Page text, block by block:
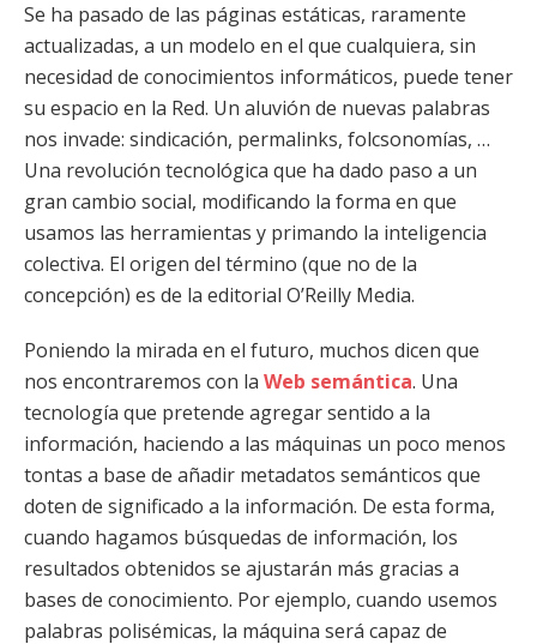
Se ha pasado de las páginas estáticas, raramente
actualizadas, a un modelo en el que cualquiera, sin
necesidad de conocimientos informáticos, puede tener
su espacio en la Red. Un aluvión de nuevas palabras
nos invade: sindicación, permalinks, folcsonomías, …
Una revolución tecnológica que ha dado paso a un
gran cambio social, modificando la forma en que
usamos las herramientas y primando la inteligencia
colectiva. El origen del término (que no de la
concepción) es de la editorial O’Reilly Media.
Poniendo la mirada en el futuro, muchos dicen que
nos encontraremos con la Web semántica. Una
tecnología que pretende agregar sentido a la
información, haciendo a las máquinas un poco menos
tontas a base de añadir metadatos semánticos que
doten de significado a la información. De esta forma,
cuando hagamos búsquedas de información, los
resultados obtenidos se ajustarán más gracias a
bases de conocimiento. Por ejemplo, cuando usemos
palabras polisémicas, la máquina será capaz de